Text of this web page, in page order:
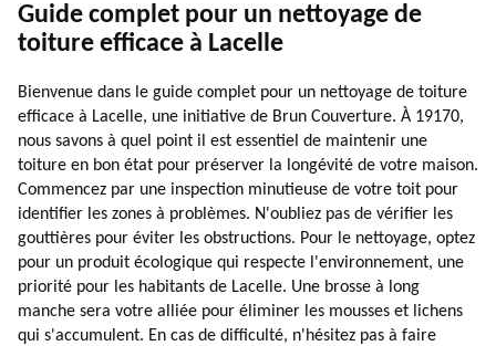
Guide complet pour un nettoyage de
toiture efficace à Lacelle
Bienvenue dans le guide complet pour un nettoyage de toiture
efficace à Lacelle, une initiative de Brun Couverture. À 19170,
nous savons à quel point il est essentiel de maintenir une
toiture en bon état pour préserver la longévité de votre maison.
Commencez par une inspection minutieuse de votre toit pour
identifier les zones à problèmes. N'oubliez pas de vérifier les
gouttières pour éviter les obstructions. Pour le nettoyage, optez
pour un produit écologique qui respecte l'environnement, une
priorité pour les habitants de Lacelle. Une brosse à long
manche sera votre alliée pour éliminer les mousses et lichens
qui s'accumulent. En cas de difficulté, n'hésitez pas à faire